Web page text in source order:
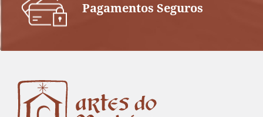
Pagamentos Seguros